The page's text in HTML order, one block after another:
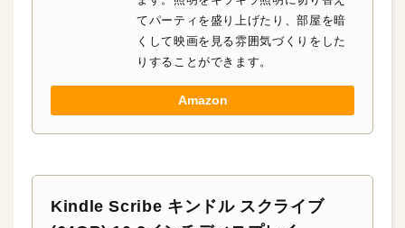
てパーティを盛り上げたり、部屋を暗
くして映画を見る雰囲気づくりをした
りすることができます。
Amazon
Kindle Scribe キンドル スクライブ